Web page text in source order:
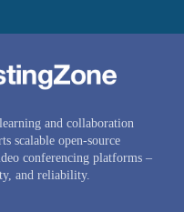
and collaboration
scalable open-source
conferencing platforms –
and reliability.